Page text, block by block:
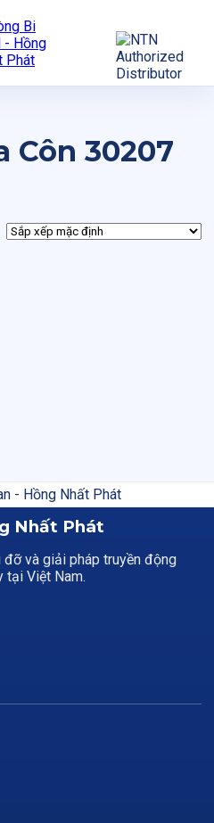
Côn 30207
Nhất Phát
và giải pháp truyền động
tại Việt Nam.